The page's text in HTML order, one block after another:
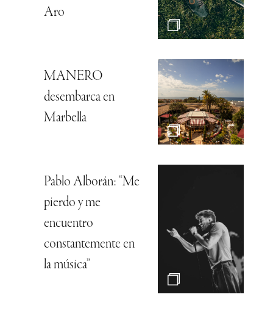
Aro
MANERO
desembarca en
Marbella
Pablo Alborán: “Me
pierdo y me
encuentro
constantemente en
la música”